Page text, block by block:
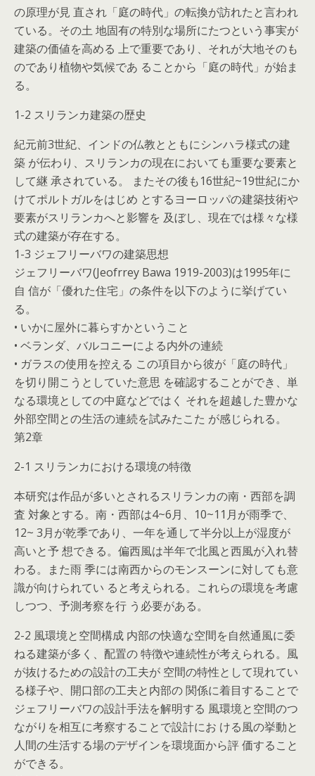
の原理が見 直され「庭の時代」の転換が訪れたと言われ
ている。その土 地固有の特別な場所にたつという事実が
建築の価値を高める 上で重要であり、それが大地そのも
のであり植物や気候であ ることから「庭の時代」が始ま
る。
1-2 スリランカ建築の歴史
紀元前3世紀、インドの仏教とともにシンハラ様式の建
築 が伝わり、スリランカの現在においても重要な要素と
して継 承されている。 またその後も16世紀~19世紀にか
けてポルトガルをはじめ とするヨーロッパの建築技術や
要素がスリランカへと影響を 及ぼし、現在では様々な様
式の建築が存在する。
1-3 ジェフリーバワの建築思想
ジェフリーバワ(Jeofrrey Bawa 1919-2003)は1995年に
自 信が「優れた住宅」の条件を以下のように挙げてい
る。
• いかに屋外に暮らすかということ
• ベランダ、バルコニーによる内外の連続
• ガラスの使用を控える この項目から彼が「庭の時代」
を切り開こうとしていた意思 を確認することができ、単
なる環境としての中庭などではく それを超越した豊かな
外部空間との生活の連続を試みたこた が感じられる。
第2章
2-1 スリランカにおける環境の特徴
本研究は作品が多いとされるスリランカの南・西部を調
査 対象とする。南・西部は4~6月、10~11月が雨季で、
12~ 3月が乾季であり、一年を通して半分以上が湿度が
高いと予 想できる。偏西風は半年で北風と西風が入れ替
わる。また雨 季には南西からのモンスーンに対しても意
識が向けられてい ると考えられる。これらの環境を考慮
しつつ、予測考察を行 う必要がある。
2-2 風環境と空間構成 内部の快適な空間を自然通風に委
ねる建築が多く、配置の 特徴や連続性が考えられる。風
が抜けるための設計の工夫が 空間の特性として現れてい
る様子や、開口部の工夫と内部の 関係に着目することで
ジェフリーバワの設計手法を解明する 風環境と空間のつ
ながりを相互に考察することで設計にお ける風の挙動と
人間の生活する場のデザインを環境面から評 価すること
ができる。